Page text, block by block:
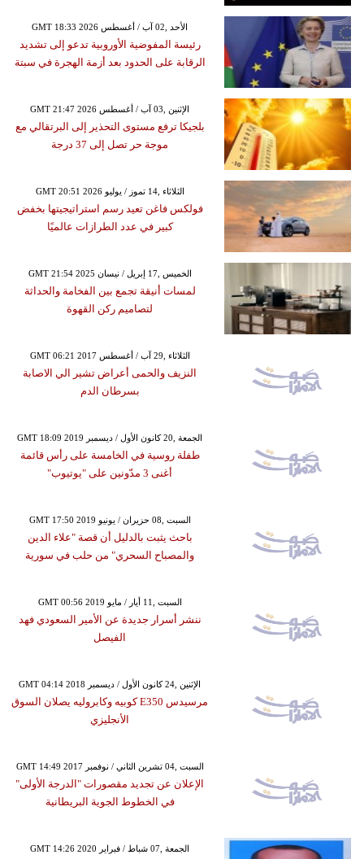
GMT 18:33 2026 الأحد ,02 آب / أغسطس
رئيسة المفوضية الأوروبية تدعو إلى تشديد
الرقابة على الحدود بعد أزمة الهجرة في سبتة
GMT 21:47 2026 الإثنين ,03 آب / أغسطس
بلجيكا ترفع مستوى التحذير إلى البرتقالي مع
موجة حر تصل إلى 37 درجة
GMT 20:51 2026 الثلاثاء ,14 تموز / يوليو
فولكس فاغن تعيد رسم استراتيجيتها بخفض
كبير في عدد الطرازات عالميًا
GMT 21:54 2025 الخميس ,17 إبريل / نيسان
لمسات أنيقة تجمع بين الفخامة والحداثة
لتصاميم ركن القهوة
GMT 06:21 2017 الثلاثاء ,29 آب / أغسطس
النزيف والحمى أعراض تشير الي الاصابة
بسرطان الدم
GMT 18:09 2019 الجمعة ,20 كانون الأول / ديسمبر
طفلة روسية في الخامسة على رأس قائمة
أغنى 3 مدّونين على "يوتيوب"
GMT 17:50 2019 السبت ,08 حزيران / يونيو
باحث يثبت بالدليل أن قصة "علاء الدين
والمصباح السحري" من حلب في سورية
GMT 00:56 2019 السبت ,11 أيار / مايو
ننشر أسرار جديدة عن الأمير السعودي فهد
الفيصل
GMT 04:14 2018 الإثنين ,24 كانون الأول / ديسمبر
مرسيدس E350 كوبيه وكابروليه يصلان السوق
الأنجليزي
GMT 14:49 2017 السبت ,04 تشرين الثاني / نوفمبر
الإعلان عن تجديد مقصورات "الدرجة الأولى"
في الخطوط الجوية البريطانية
GMT 14:26 2020 الجمعة ,07 شباط / فبراير